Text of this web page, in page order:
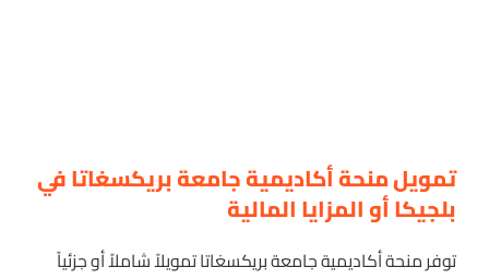
تمويل منحة أكاديمية جامعة بريكسغاتا في
بلجيكا أو المزايا المالية
توفر منحة أكاديمية جامعة بريكسغاتا تمويلاً شاملاً أو جزئياً